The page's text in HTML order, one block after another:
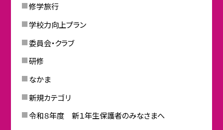
修学旅行
学校力向上プラン
委員会・クラブ
研修
なかま
新規カテゴリ
令和８年度 新１年生保護者のみなさまへ